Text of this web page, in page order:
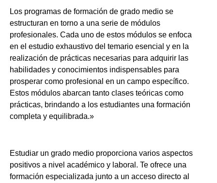
Los programas de formación de grado medio se
estructuran en torno a una serie de módulos
profesionales. Cada uno de estos módulos se enfoca
en el estudio exhaustivo del temario esencial y en la
realización de prácticas necesarias para adquirir las
habilidades y conocimientos indispensables para
prosperar como profesional en un campo específico.
Estos módulos abarcan tanto clases teóricas como
prácticas, brindando a los estudiantes una formación
completa y equilibrada.»
Estudiar un grado medio proporciona varios aspectos
positivos a nivel académico y laboral. Te ofrece una
formación especializada junto a un acceso directo al